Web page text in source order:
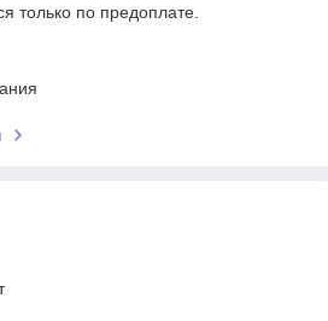
только по предоплате.